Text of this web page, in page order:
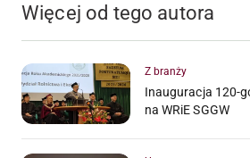
Więcej od tego autora
Z branży
Inauguracja 120-
na WRiE SGGW